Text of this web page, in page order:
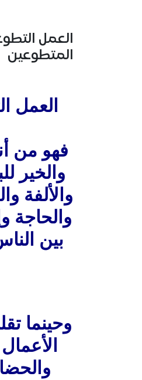
المتطوعين
العمل
فهو من
والخير
والألفة
والحاجة
بين
وحينما